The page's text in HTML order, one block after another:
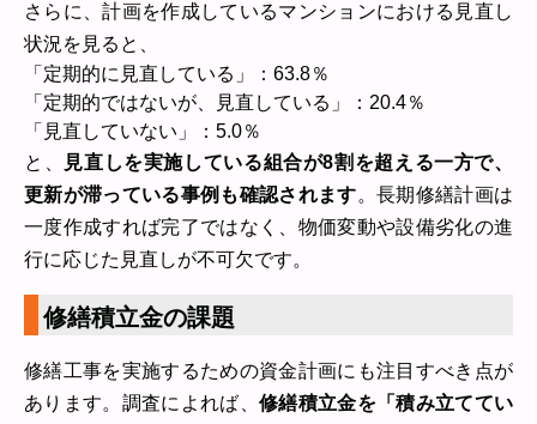
さらに、計画を作成しているマンションにおける見直し
状況を見ると、
「定期的に見直している」：63.8％
「定期的ではないが、見直している」：20.4％
「見直していない」：5.0％
と、
見直しを実施している組合が8割を超える一方で、
更新が滞っている事例も確認されます。長期修繕計画は
一度作成すれば完了ではなく、物価変動や設備劣化の進
行に応じた見直しが不可欠です。
修繕積立金の課題
修繕工事を実施するための資金計画にも注目すべき点が
あります。調査によれば、 修繕積立金を「積み立ててい